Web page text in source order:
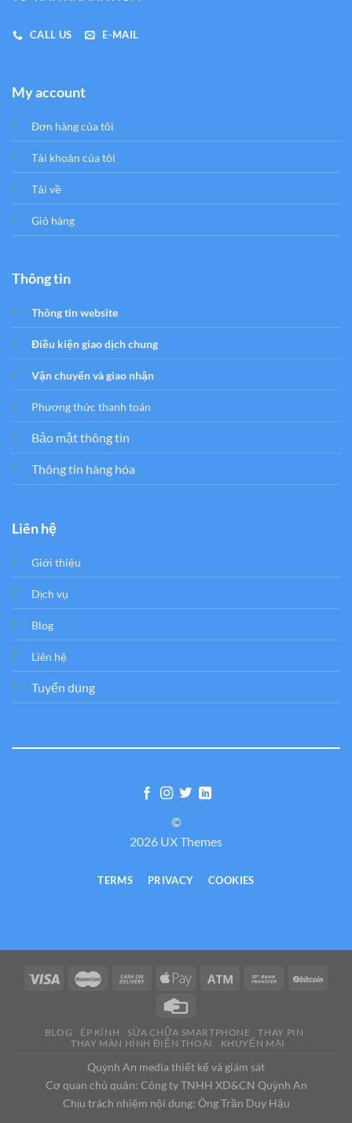
CALL US E-MAIL
My account
Đơn hàng của tôi
Tải khoản của tôi
Tải về
Giỏ hàng
Thông tin
Thông tin website
Điều kiện giao dịch chung
Vận chuyển và giao nhận
Phương thức thanh toán
Bảo mật thông tin
Thông tin hàng hóa
Liên hệ
Giới thiệu
Dịch vụ
Blog
Liên hệ
Tuyển dụng
©
2026 UX Themes
TERMS PRIVACY COOKIES
BLOG ÉP KÍNH SỬA CHỮA SMARTPHONE
THAY PIN
THAY MÀN HÌNH ĐIỆN THOẠI
KHUYẾN MẠI
Quỳnh An media thiết kế và giám sát
Cơ quan chủ quản: Công ty TNHH XD&CN Quỳnh An
Chịu trách nhiệm nội dung: Ông Trần Duy Hậu